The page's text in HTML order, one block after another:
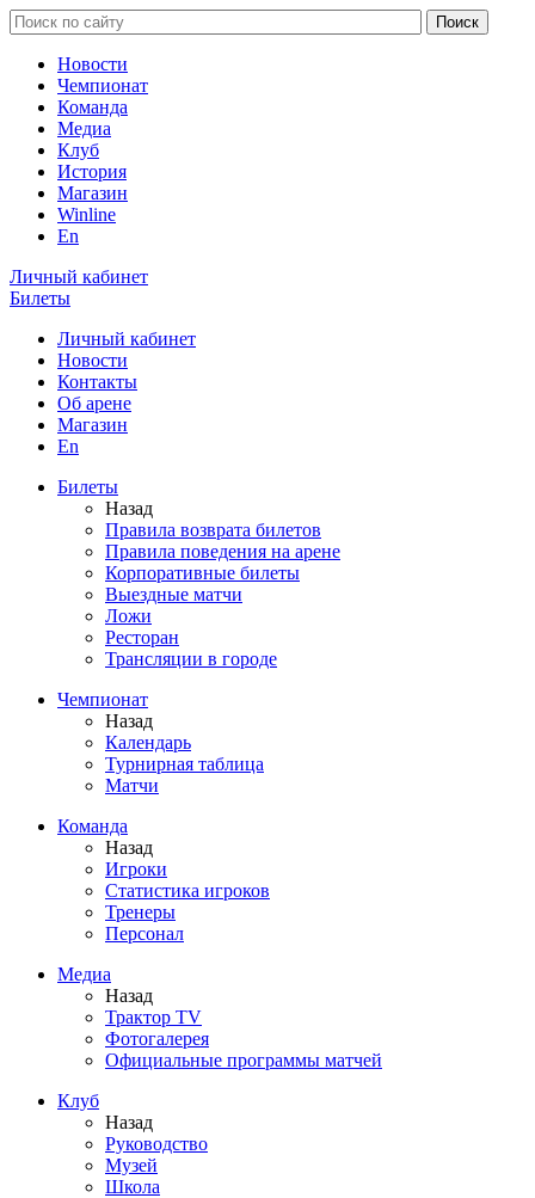
Новости
Чемпионат
Команда
Медиа
Клуб
История
Магазин
Winline
En
Личный кабинет
Билеты
Личный кабинет
Новости
Контакты
Об арене
Магазин
En
Билеты
Назад
Правила возврата билетов
Правила поведения на арене
Корпоративные билеты
Выездные матчи
Ложи
Ресторан
Трансляции в городе
Чемпионат
Назад
Календарь
Турнирная таблица
Матчи
Команда
Назад
Игроки
Статистика игроков
Тренеры
Персонал
Медиа
Назад
Трактор TV
Фотогалерея
Официальные программы матчей
Клуб
Назад
Руководство
Музей
Школа